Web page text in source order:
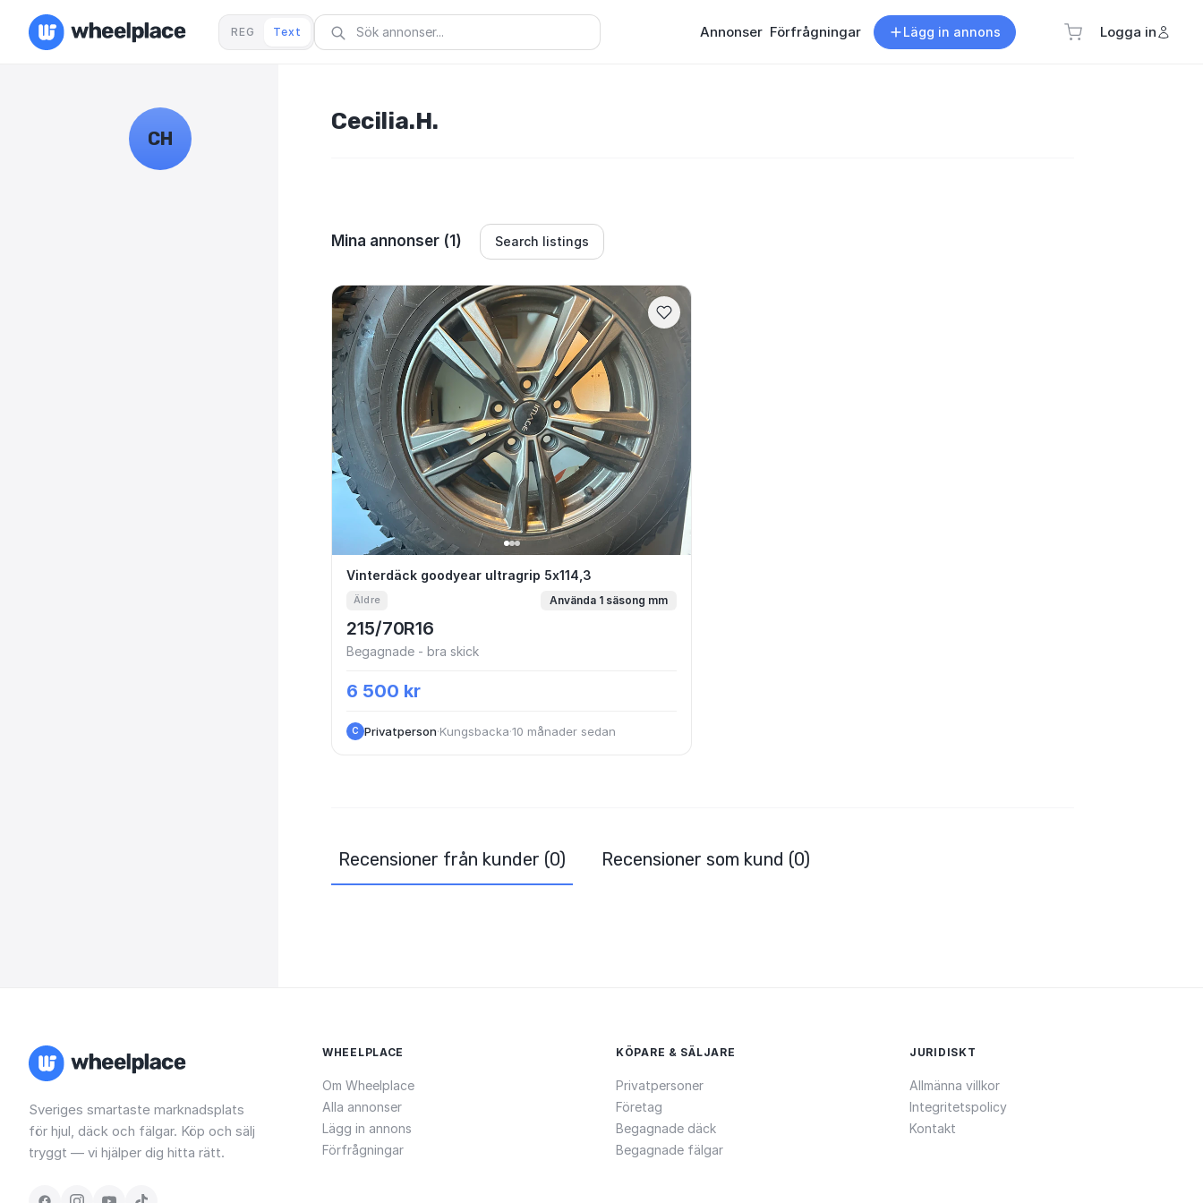
REG Text Annonser Förfrågningar Lägg in annons Logga in
CH
Cecilia.H.
Mina annonser (1) Search listings
Vinterdäck goodyear ultragrip 5x114,3
Vinterdäck goodyear ultragrip 5x114,3
Äldre Använda 1 säsong mm
215/70R16
Begagnade - bra skick
6 500 kr
C Privatperson·Kungsbacka·10 månader sedan
Recensioner från kunder (0) Recensioner som kund (0)
Sveriges smartaste marknadsplats
för hjul, däck och fälgar. Köp och sälj
tryggt — vi hjälper dig hitta rätt.
WHEELPLACE
Om Wheelplace
Alla annonser
Lägg in annons
Förfrågningar
KÖPARE & SÄLJARE
Privatpersoner
Företag
Begagnade däck
Begagnade fälgar
JURIDISKT
Allmänna villkor
Integritetspolicy
Kontakt